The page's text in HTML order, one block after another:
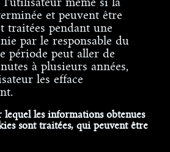
et peuvent être
traitées pendant une
par le responsable du
période peut aller de
à plusieurs années,
les efface
lequel les informations obtenues
sont traitées, qui peuvent être